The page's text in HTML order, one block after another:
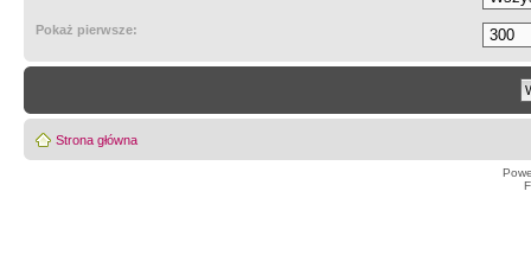
Pokaż pierwsze:
Strona główna